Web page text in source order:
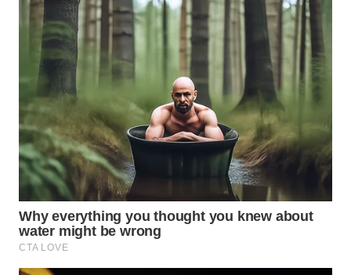
SUKABUMI
WN
PURWAKARTA
WN
PRIANGAN
TIMUR
WN
SEMARANG
WN
SOLO